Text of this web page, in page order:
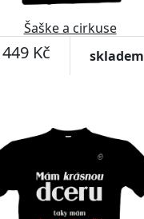
Šaške a cirkuse
449 Kč skladem